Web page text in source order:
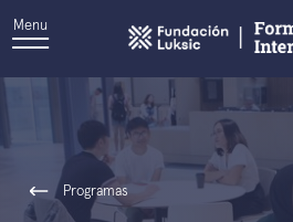
Menu
Programas